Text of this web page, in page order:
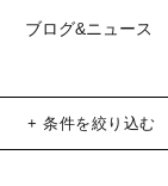
ブログ&ニュース
+ 条件を絞り込む